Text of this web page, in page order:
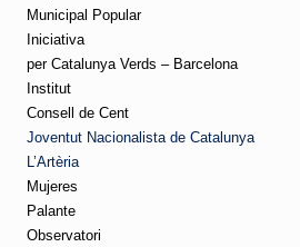
Municipal Popular
Iniciativa
per Catalunya Verds – Barcelona
Institut
Consell de Cent
Joventut Nacionalista de Catalunya
L’Artèria
Mujeres
Palante
Observatori